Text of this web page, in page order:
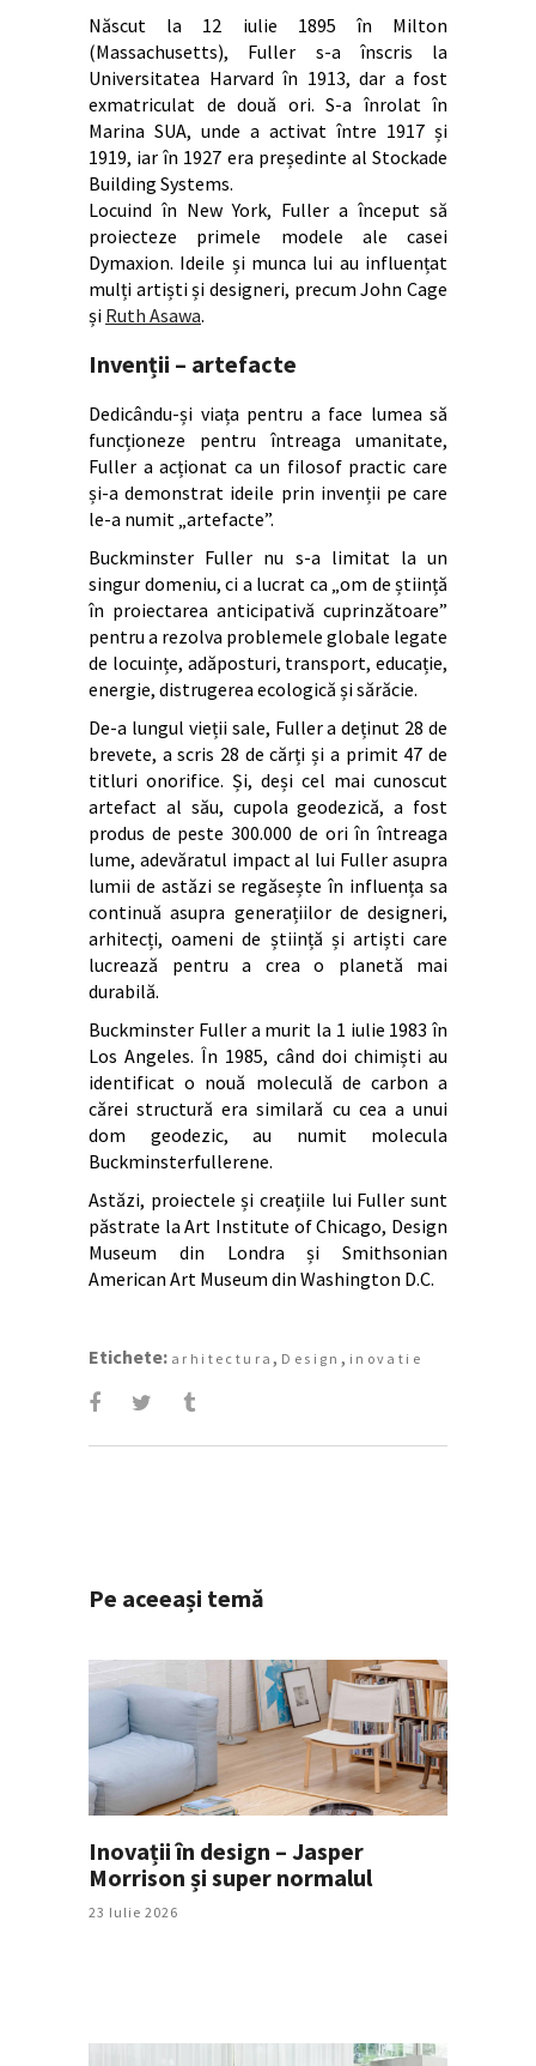
Născut la 12 iulie 1895 în Milton
(Massachusetts), Fuller s-a înscris la
Universitatea Harvard în 1913, dar a fost
exmatriculat de două ori. S-a înrolat în
Marina SUA, unde a activat între 1917 și
1919, iar în 1927 era președinte al Stockade
Building Systems.
Locuind în New York, Fuller a început să
proiecteze primele modele ale casei
Dymaxion. Ideile și munca lui au influențat
mulți artiști și designeri, precum John Cage
și Ruth Asawa.
Invenții – artefacte
Dedicându-și viața pentru a face lumea să
funcționeze pentru întreaga umanitate,
Fuller a acționat ca un filosof practic care
și-a demonstrat ideile prin invenții pe care
le-a numit „artefacte”.
Buckminster Fuller nu s-a limitat la un
singur domeniu, ci a lucrat ca „om de știință
în proiectarea anticipativă cuprinzătoare”
pentru a rezolva problemele globale legate
de locuințe, adăposturi, transport, educație,
energie, distrugerea ecologică și sărăcie.
De-a lungul vieții sale, Fuller a deținut 28 de
brevete, a scris 28 de cărți și a primit 47 de
titluri onorifice. Și, deși cel mai cunoscut
artefact al său, cupola geodezică, a fost
produs de peste 300.000 de ori în întreaga
lume, adevăratul impact al lui Fuller asupra
lumii de astăzi se regăsește în influența sa
continuă asupra generațiilor de designeri,
arhitecți, oameni de știință și artiști care
lucrează pentru a crea o planetă mai
durabilă.
Buckminster Fuller a murit la 1 iulie 1983 în
Los Angeles. În 1985, când doi chimiști au
identificat o nouă moleculă de carbon a
cărei structură era similară cu cea a unui
dom geodezic, au numit molecula
Buckminsterfullerene.
Astăzi, proiectele și creațiile lui Fuller sunt
păstrate la Art Institute of Chicago, Design
Museum din Londra și Smithsonian
American Art Museum din Washington D.C.
Etichete: arhitectura , Design , inovatie
Pe aceeași temă
Inovații în design – Jasper
Morrison și super normalul
23 Iulie 2026